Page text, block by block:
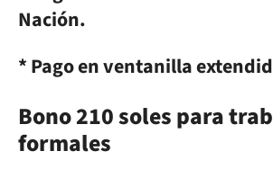
Nación.
* Pago en ventanilla
Bono 210 soles para
formales